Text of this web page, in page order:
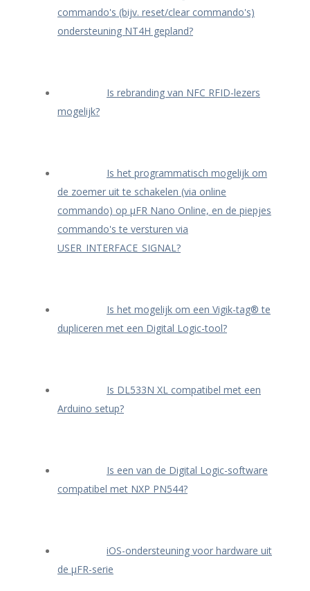
commando's (bijv. reset/clear commando's)
ondersteuning NT4H gepland?
Is rebranding van NFC RFID-lezers
mogelijk?
Is het programmatisch mogelijk om
de zoemer uit te schakelen (via online
commando) op μFR Nano Online, en de piepjes
commando's te versturen via
USER_INTERFACE_SIGNAL?
Is het mogelijk om een Vigik-tag® te
dupliceren met een Digital Logic-tool?
Is DL533N XL compatibel met een
Arduino setup?
Is een van de Digital Logic-software
compatibel met NXP PN544?
iOS-ondersteuning voor hardware uit
de μFR-serie